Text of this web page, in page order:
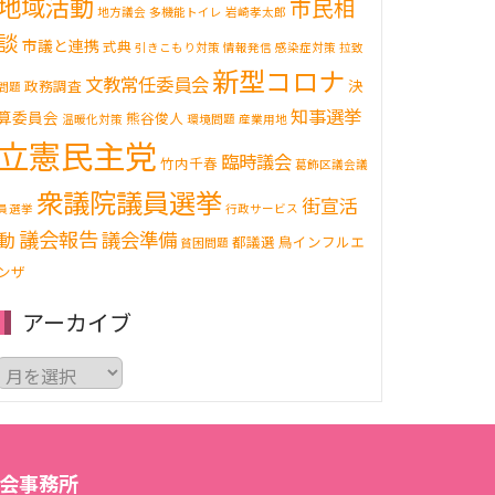
域活動 地方議会 多機能トイレ 岩崎孝太郎 市民相
市議と連携 式典 引きこもり対策 情報発信 感染症対策 拉致
題 政務調査 文教常任委員会 新型コロナ 決
委員会 温暖化対策 熊谷俊人 環境問題 産業用地 知事選挙
憲民主党 竹内千春 臨時議会 葛飾区議会議
選挙 衆議院議員選挙 行政サービス 街宣活
議会報告議会準備 貧困問題 都議選 鳥インフルエ
ザ
アーカイブ
事務所